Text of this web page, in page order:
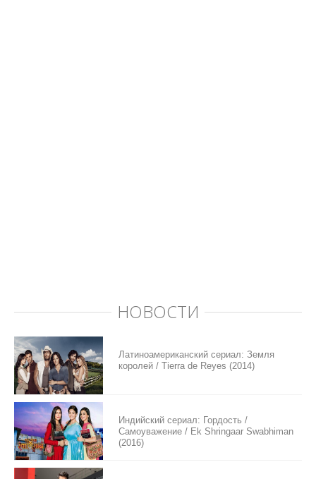
НОВОСТИ
Латиноамериканский сериал: Земля
королей / Tierra de Reyes (2014)
Индийский сериал: Гордость /
Самоуважение / Ek Shringaar Swabhiman
(2016)